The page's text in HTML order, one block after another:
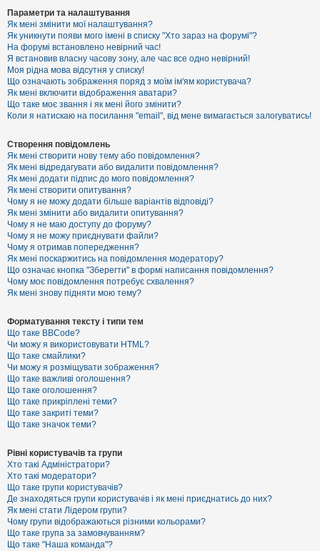
м
и
б
е
з
в
і
д
п
о
в
і
е
й
А
к
т
и
в
н
і
т
е
м
и
П
о
ш
у
к
Д
о
п
о
г
а
Параметри та налаштування
Як мені змінити мої налаштування?
Як уникнути появи мого імені в списку "Хто зараз на форумі"?
На форумі встановлено невірний час!
Я встановив власну часову зону, але час все одно невірний!
Моя рідна мова відсутня у списку!
Що означають зображення поряд з моїм ім'ям користувача?
Як мені включити відображення аватари?
Що таке моє звання і як мені його змінити?
Коли я натискаю на посилання "email", від мене вимагається залогуватись!
Створення повідомлень
Як мені створити нову тему або повідомлення?
Як мені відредагувати або видалити повідомлення?
Як мені додати підпис до мого повідомлення?
Як мені створити опитування?
Чому я не можу додати більше варіантів відповіді?
Як мені змінити або видалити опитування?
Чому я не маю доступу до форуму?
Чому я не можу приєднувати файли?
Чому я отримав попередження?
Як мені поскаржитись на повідомлення модератору?
Що означає кнопка "Зберегти" в формі написання повідомлення?
Чому моє повідомлення потребує схвалення?
Як мені знову підняти мою тему?
Форматування тексту і типи тем
Що таке BBCode?
Чи можу я використовувати HTML?
Що таке смайлики?
Чи можу я розміщувати зображення?
Що таке важливі оголошення?
Що таке оголошення?
Що таке прикріплені теми?
Що таке закриті теми?
Що таке значок теми?
Рівні користувачів та групи
Хто такі Адміністратори?
Хто такі модератори?
Що таке групи користувачів?
Де знаходяться групи користувачів і як мені приєднатись до них?
Як мені стати Лідером групи?
Чому групи відображаються різними кольорами?
Що таке група за замовчуванням?
Що таке "Наша команда"?